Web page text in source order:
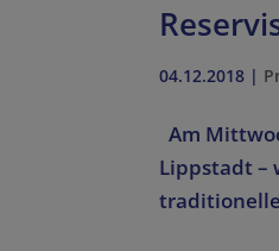
04.12.2018 |
Am
Lippstadt –